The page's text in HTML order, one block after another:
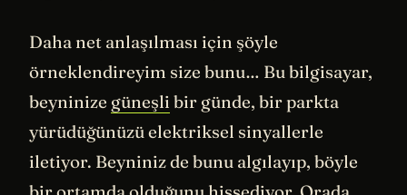
Daha net anlaşılması için şöyle
örneklendireyim size bunu… Bu bilgisayar,
beyninize güneşli bir günde, bir parkta
yürüdüğünüzü elektriksel sinyallerle
iletiyor. Beyniniz de bunu algılayıp, böyle